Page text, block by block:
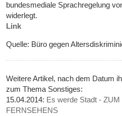
bundesmediale Sprachregelung
widerlegt.
Link
Quelle: Büro gegen
Weitere Artikel, nach dem Datum
zum Thema Sonstiges:
15.04.2014: Es werde Stadt -
FERNSEHENS